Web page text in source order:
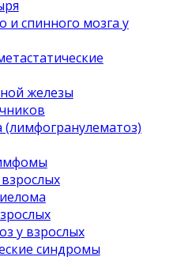
и спинного мозга у
железы
у взрослых
синдромы